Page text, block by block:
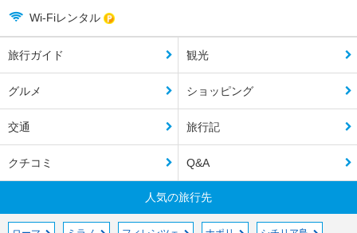
Wi-Fiレンタル
旅行ガイド 観光
グルメ ショッピング
交通 旅行記
クチコミ Q&A
人気の旅行先